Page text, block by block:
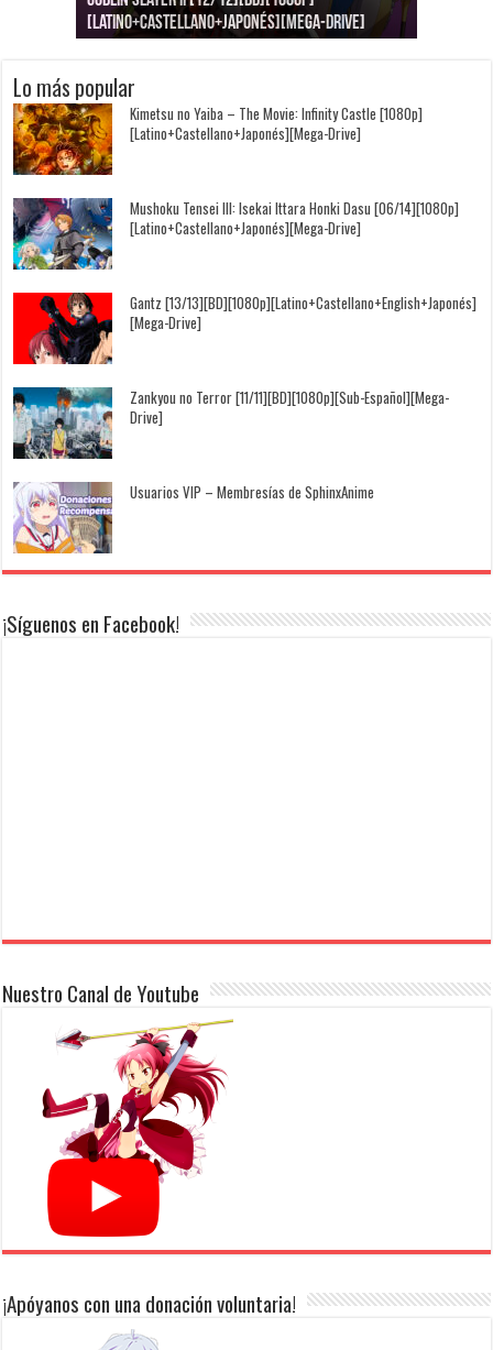
[Latino+Castellano+Japonés][Mega-Drive]
[Latino+Japonés][Mega-Drive]
[Latino+Castellano+Japonés][Mega-Drive]
[1080p][Sub-Español][Mega-Drive]
[Castellano+English+Japonés][Mega-Drive]
[1080p][Sub-Español][Mega-Drive]
Lo más popular
Kimetsu no Yaiba – The Movie: Infinity Castle [1080p]
[Latino+Castellano+Japonés][Mega-Drive]
Mushoku Tensei III: Isekai Ittara Honki Dasu [06/14][1080p]
[Latino+Castellano+Japonés][Mega-Drive]
Gantz [13/13][BD][1080p][Latino+Castellano+English+Japonés]
[Mega-Drive]
Zankyou no Terror [11/11][BD][1080p][Sub-Español][Mega-
Drive]
Usuarios VIP – Membresías de SphinxAnime
¡Síguenos en Facebook!
Nuestro Canal de Youtube
¡Apóyanos con una donación voluntaria!